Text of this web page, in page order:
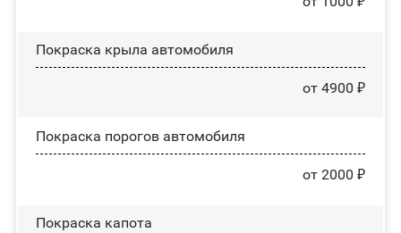
Покраска крыла автомобиля
от 4900 ₽
Покраска порогов автомобиля
от 2000 ₽
Покраска капота